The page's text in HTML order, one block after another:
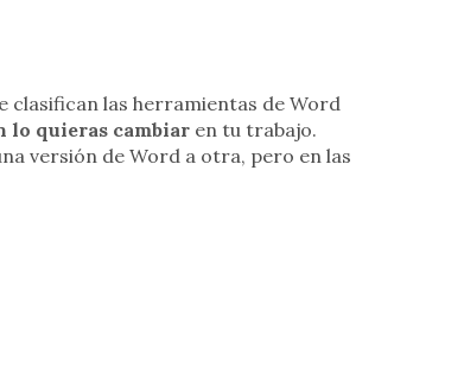
clasifican las herramientas de Word
lo quieras cambiaren tu trabajo.
versión de Word a otra, pero en las